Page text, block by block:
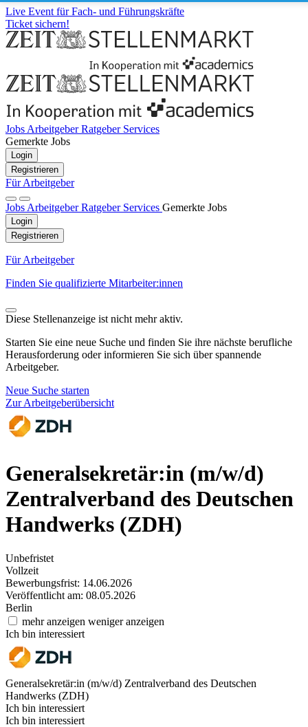
Live Event für Fach- und Führungskräfte
Ticket sichern!
Jobs ArbeitgeberRatgeber Services
Gemerkte Jobs
Login
Registrieren
Für Arbeitgeber
Jobs ArbeitgeberRatgeber Services Gemerkte Jobs
Login
Registrieren
Für Arbeitgeber
Finden Sie qualifizierte Mitarbeiter:innen
Diese Stellenanzeige ist nicht mehr aktiv.
Starten Sie eine neue Suche und finden Sie ihre nächste berufliche
Herausforderung oder informieren Sie sich über spannende
Arbeitgeber.
Neue Suche starten
Zur Arbeitgeberübersicht
Generalsekretär:in (m/w/d)
Zentralverband des Deutschen
Handwerks (ZDH)
Unbefristet
Vollzeit
Bewerbungsfrist: 14.06.2026
Veröffentlicht am: 08.05.2026
Berlin
mehr anzeigen weniger anzeigen
Ich bin interessiert
Generalsekretär:in (m/w/d) Zentralverband des Deutschen
Handwerks (ZDH)
Ich bin interessiert
Ich bin interessiert